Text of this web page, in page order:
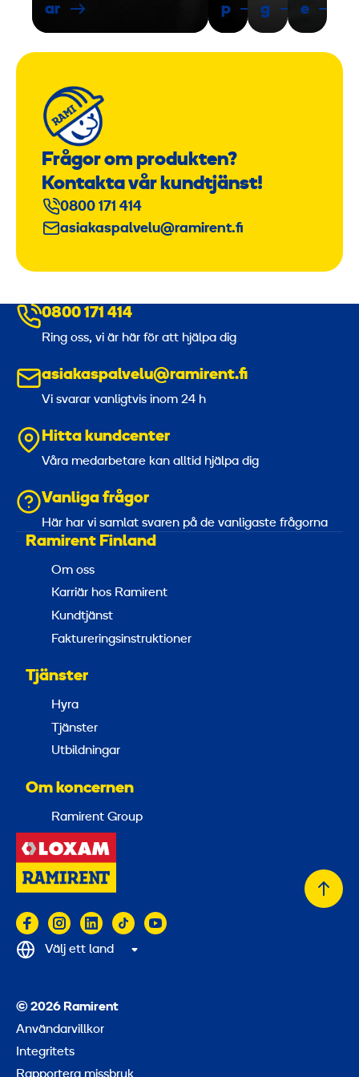
ar
p
g
e
Frågor om produkten?
Kontakta vår kundtjänst!
0800 171 414
asiakaspalvelu@ramirent.fi
0800 171 414
Ring oss, vi är här för att hjälpa dig
asiakaspalvelu@ramirent.fi
Vi svarar vanligtvis inom 24 h
Hitta kundcenter
Våra medarbetare kan alltid hjälpa dig
Vanliga frågor
Här har vi samlat svaren på de vanligaste frågorna
Ramirent Finland
Om oss
Karriär hos Ramirent
Kundtjänst
Faktureringsinstruktioner
Tjänster
Hyra
Tjänster
Utbildningar
Om koncernen
Ramirent Group
© 2026 Ramirent
Användarvillkor
Integritets
Välj ett land